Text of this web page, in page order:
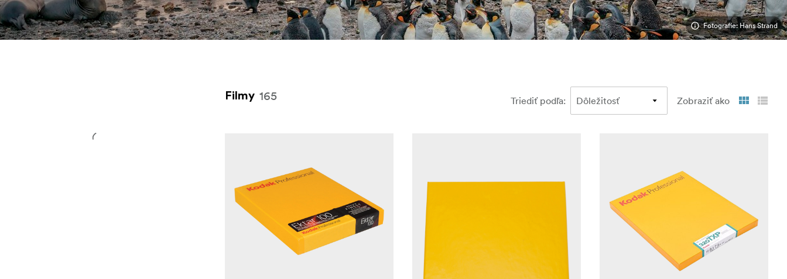
širokou řadu analogových filmů, jak černobílých, tak barevných, od
společnosti Kodak Alaris a černobílých filmů od společnosti Ilford
Photo. Filmy jsou k dostání v různých formátech od 135 mm
Fotografie: Hans Strand
Filmy 165 Triediť podľa: Zobraziť ako